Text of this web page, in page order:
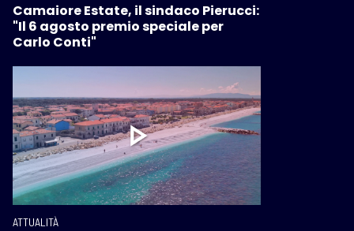
Camaiore Estate, il sindaco Pierucci:
"Il 6 agosto premio speciale per
Carlo Conti"
ATTUALITÀ